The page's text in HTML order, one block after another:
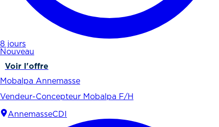
8 jours
Nouveau
Voir l'offre
Mobalpa Annemasse
Vendeur-Concepteur Mobalpa F/H
AnnemasseCDI